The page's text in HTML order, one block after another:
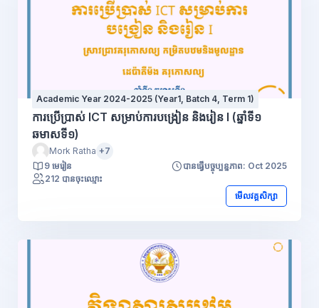
Academic Year 2024-2025 (Year1, Batch 4, Term 1)
ការប្រើប្រាស់ ICT សម្រាប់ការបង្រៀន និងរៀន I (ឆ្នាំទី១
ឆមាសទី១)
Mork Ratha +7
9 មេរៀន
បានធ្វើបច្ចុប្បន្នភាព: Oct 2025
212 បានចុះឈ្មោះ
មើលវគ្គសិក្សា